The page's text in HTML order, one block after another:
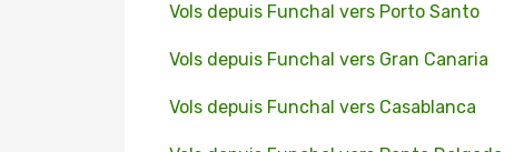
Vols depuis Funchal vers Porto Santo
Vols depuis Funchal vers Gran Canaria
Vols depuis Funchal vers Casablanca